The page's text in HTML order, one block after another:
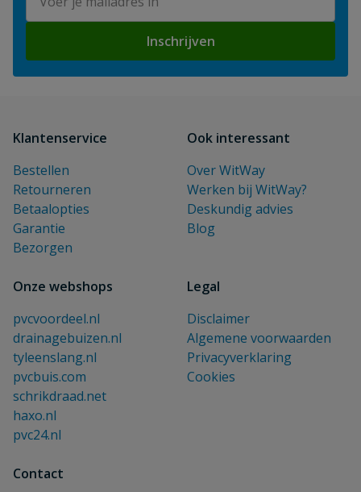
Inschrijven
Klantenservice
Bestellen
Retourneren
Betaalopties
Garantie
Bezorgen
Ook interessant
Over WitWay
Werken bij WitWay?
Deskundig advies
Blog
Onze webshops
pvcvoordeel.nl
drainagebuizen.nl
tyleenslang.nl
pvcbuis.com
schrikdraad.net
haxo.nl
pvc24.nl
Legal
Disclaimer
Algemene voorwaarden
Privacyverklaring
Cookies
Contact